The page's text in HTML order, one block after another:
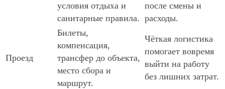
условия отдыха и
санитарные правила.
после смены и
расходы.
Проезд
Билеты,
компенсация,
трансфер до объекта,
место сбора и
маршрут.
Чёткая логистика
помогает вовремя
выйти на работу
без лишних затрат.